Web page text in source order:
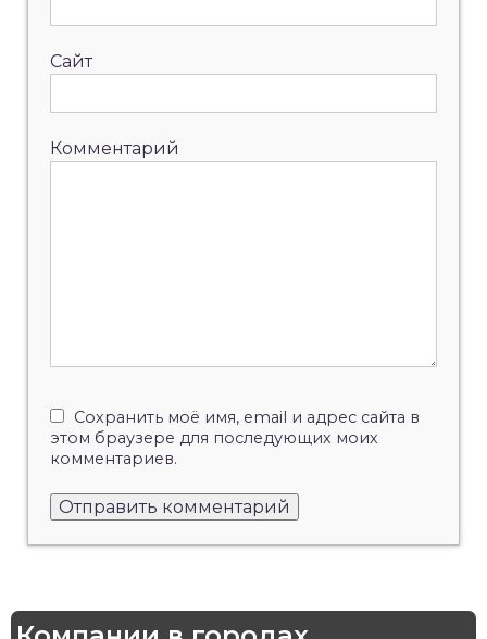
Сайт
Комментарий
Сохранить моё имя, email и адрес сайта в
этом браузере для последующих моих
комментариев.